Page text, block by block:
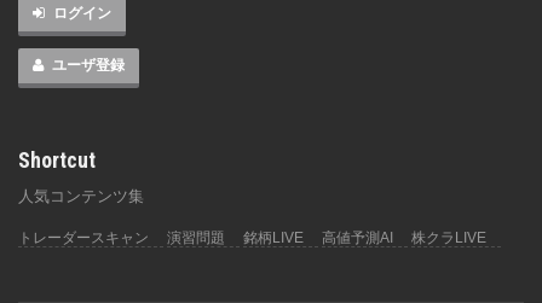
ログイン
ユーザ登録
Shortcut
人気コンテンツ集
トレーダースキャン 演習問題 銘柄LIVE 高値予測AI 株クラLIVE